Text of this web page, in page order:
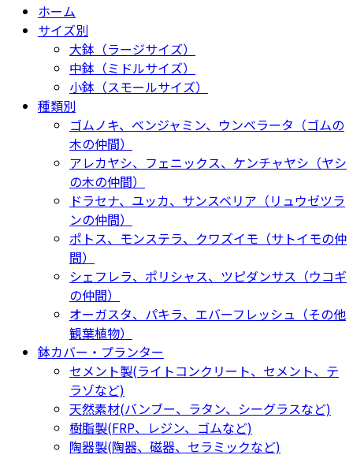
ホーム
サイズ別
大鉢（ラージサイズ）
中鉢（ミドルサイズ）
小鉢（スモールサイズ）
種類別
ゴムノキ、ベンジャミン、ウンベラータ（ゴムの
木の仲間）
アレカヤシ、フェニックス、ケンチャヤシ（ヤシ
の木の仲間）
ドラセナ、ユッカ、サンスベリア（リュウゼツラ
ンの仲間）
ポトス、モンステラ、クワズイモ（サトイモの仲
間）
シェフレラ、ポリシャス、ツピダンサス（ウコギ
の仲間）
オーガスタ、パキラ、エバーフレッシュ（その他
観葉植物）
鉢カバー・プランター
セメント製(ライトコンクリート、セメント、テ
ラゾなど)
天然素材(バンブー、ラタン、シーグラスなど)
樹脂製(FRP、レジン、ゴムなど)
陶器製(陶器、磁器、セラミックなど)